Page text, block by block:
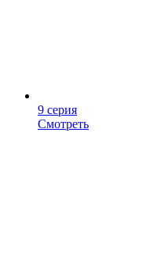
9 серия
Смотреть